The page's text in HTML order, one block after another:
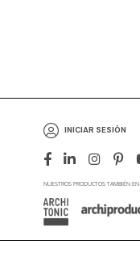
INICIAR SESIÓN
NUESTROS PRODUCTOS TAMBIÉN EN